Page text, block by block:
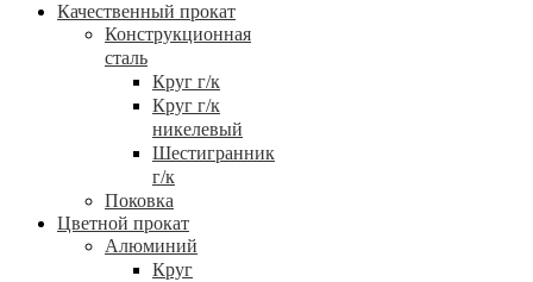
Качественный прокат
Конструкционная
сталь
Круг г/к
Круг г/к
никелевый
Шестигранник
г/к
Поковка
Цветной прокат
Алюминий
Круг